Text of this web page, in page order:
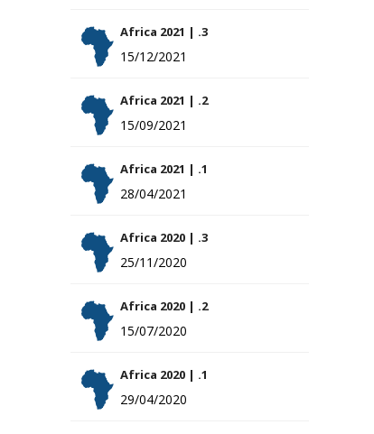
Africa 2021 | .3
15/12/2021
Africa 2021 | .2
15/09/2021
Africa 2021 | .1
28/04/2021
Africa 2020 | .3
25/11/2020
Africa 2020 | .2
15/07/2020
Africa 2020 | .1
29/04/2020